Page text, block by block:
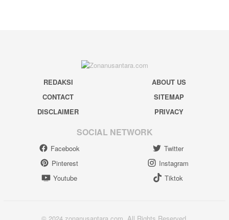
REDAKSI
ABOUT US
CONTACT
SITEMAP
DISCLAIMER
PRIVACY
SOCIAL NETWORK
Facebook
Twitter
Pinterest
Instagram
Youtube
Tiktok